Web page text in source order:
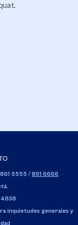
5555 / 861 6666
inquietudes generales y